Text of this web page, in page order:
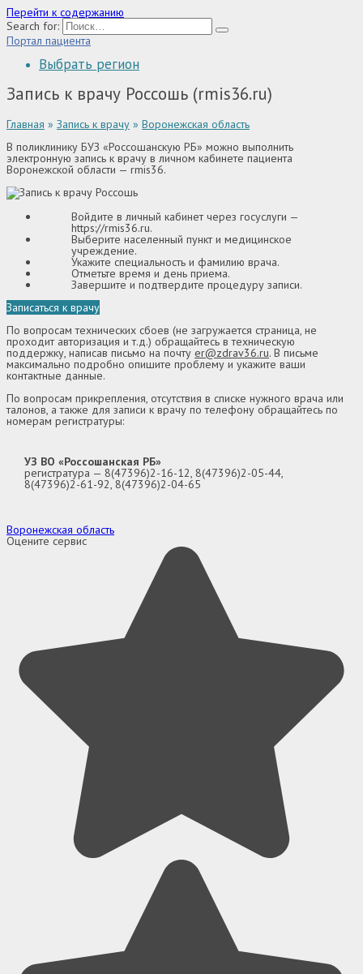
Перейти к содержанию
Search for:
Портал пациента
Выбрать регион
Запись к врачу Россошь (rmis36.ru)
Главная » Запись к врачу » Воронежская область
В поликлинику БУЗ «Россошанскую РБ» можно выполнить
электронную запись к врачу в личном кабинете пациента
Воронежской области — rmis36.
Войдите в личный кабинет через госуслуги —
https://rmis36.ru.
Выберите населенный пункт и медицинское
учреждение.
Укажите специальность и фамилию врача.
Отметьте время и день приема.
Завершите и подтвердите процедуру записи.
Записаться к врачу
По вопросам технических сбоев (не загружается страница, не
проходит авторизация и т.д.) обращайтесь в техническую
поддержку, написав письмо на почту er@zdrav36.ru. В письме
максимально подробно опишите проблему и укажите ваши
контактные данные.
По вопросам прикрепления, отсутствия в списке нужного врача или
талонов, а также для записи к врачу по телефону обращайтесь по
номерам регистратуры:
УЗ ВО «Россошанская РБ»
регистратура — 8(47396)2-16-12, 8(47396)2-05-44,
8(47396)2-61-92, 8(47396)2-04-65
Воронежская область
Оцените сервис